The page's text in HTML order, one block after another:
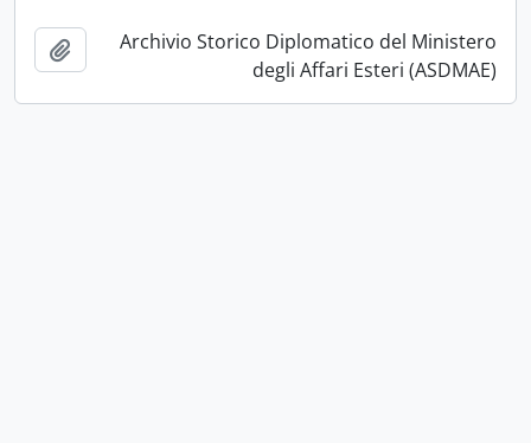
Archivio Storico Diplomatico del Ministero
degli Affari Esteri (ASDMAE)
أضف